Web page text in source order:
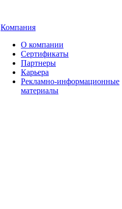
Компания
О компании
Сертификаты
Партнеры
Карьера
Рекламно-информационные
материалы